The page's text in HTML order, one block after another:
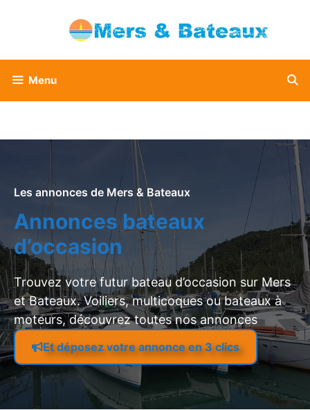
Menu
Les annonces de Mers & Bateaux
Annonces bateaux
d’occasion
Trouvez votre futur bateau d’occasion sur Mers
et Bateaux. Voiliers, multicoques ou bateaux à
moteurs, découvrez toutes nos annonces
Et déposez votre annonce en 3 clics